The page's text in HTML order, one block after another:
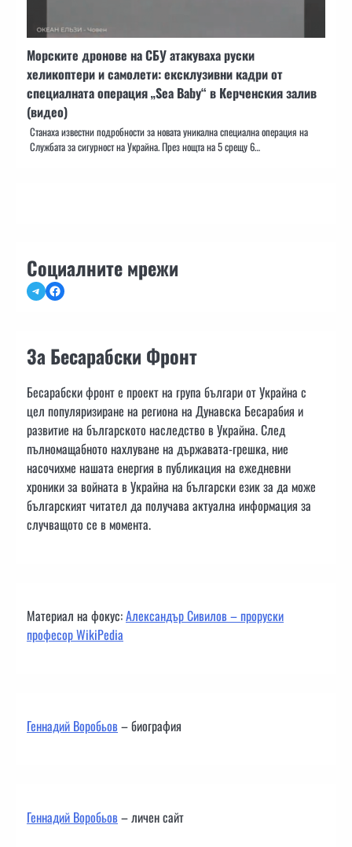
Морските дронове на СБУ атакуваха руски
хеликоптери и самолети: ексклузивни кадри от
специалната операция „Sea Baby“ в Керченския залив
(видео)
Станаха известни подробности за новата уникална специална операция на
Службата за сигурност на Украйна. През нощта на 5 срещу 6…
Социалните мрежи
TelegramFacebook
За Бесарабски Фронт
Бесарабски фронт е проект на група българи от Украйна с
цел популяризиране на региона на Дунавска Бесарабия и
развитие на българското наследство в Украйна. След
пълномащабното нахлуване на държавата-грешка, ние
насочихме нашата енергия в публикация на ежедневни
хроники за войната в Украйна на български език за да може
българският читател да получава актуална информация за
случващото се в момента.
Материал на фокус:Александър Сивилов – проруски
професор WikiPedia
Геннадий Воробьов– биография
Геннадий Воробьов– личен сайт